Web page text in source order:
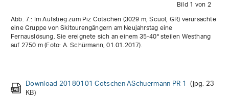
Bild 1 von 2
Abb. 7.: Im Aufstieg zum Piz Cotschen (3029 m, Scuol, GR) verursachte
eine Gruppe von Skitourengängern am Neujahrstag eine
Fernauslösung. Sie ereignete sich an einem 35-40° steilen Westhang
auf 2750 m (Foto: A. Schürmann, 01.01.2017).
Download 20180101 Cotschen ASchuermann PR 1 (jpg, 23
KB)
Download 20180101 Cotschen ASchuermann 2 PR (jpg, 26
KB)